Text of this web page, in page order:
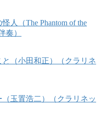
人（The Phantom of the
奏）
と（小田和正）（クラリネ
（玉置浩二）（クラリネッ